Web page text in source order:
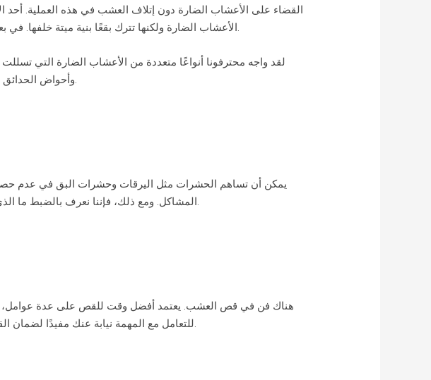
القضاء على الأعشاب الضارة دون إتلاف العشب في هذه العملية. أحد
الأعشاب الضارة ولكنها تترك بقعًا بنية ميتة خلفها. في بعض الحالات، لا يمكن قتل الأعشاب الضارة بالرش السهل. قد يتطلب الأمر إخراجها من الجذور.
وأحواض الحدائق وكل شيء بينهما، لذلك نحن نعرف الاستراتيجيات الأفضل لإزالة الأعشاب الضارة بشكل فعال.
يمكن أن تساهم الحشرات مثل اليرقات وحشرات البق في عدم
المشاكل. ومع ذلك، فإننا نعرف بالضبط ما الذي يجب البحث عنه للإشارة إلى الحشرات التي تختبئ في العشب وما يجب فعله للتخلص منها.
هناك فن في قص العشب. يعتمد أفضل وقت للقص على عدة عوامل،
للتعامل مع المهمة نيابة عنك مفيدًا لضمان القيام بذلك بشكل مثالي حيث لن يجف العشب ويؤدي إلى مشاكل محتملة قصيرة وطويلة الأمد.